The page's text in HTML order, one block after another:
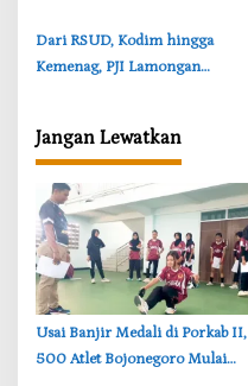
‎Dari RSUD, Kodim hingga
Kemenag, PJI Lamongan
Jangan Lewatkan
‎Usai Banjir Medali di Porkab II,
500 Atlet Bojonegoro Mulai